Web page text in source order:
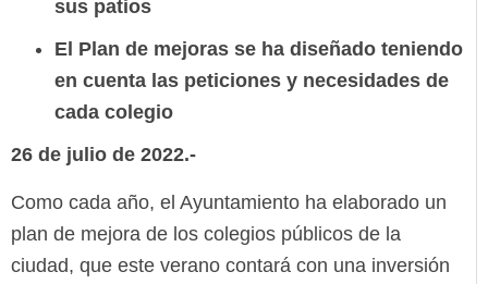
sus patios
El Plan de mejoras se ha diseñado teniendo
en cuenta las peticiones y necesidades de
cada colegio
26 de julio de 2022.-
Como cada año, el Ayuntamiento ha elaborado un
plan de mejora de los colegios públicos de la
ciudad, que este verano contará con una inversión